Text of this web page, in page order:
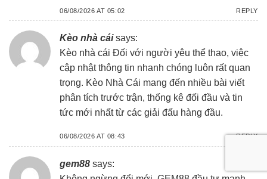
06/08/2026 AT 05:02 REPLY
Kèo nhà cái says:
Kèo nhà cái Đối với người yêu thể thao, việc
cập nhật thông tin nhanh chóng luôn rất quan
trọng. Kèo Nhà Cái mang đến nhiều bài viết
phân tích trước trận, thống kê đối đầu và tin
tức mới nhất từ các giải đấu hàng đầu.
06/08/2026 AT 08:43 REPLY
gem88 says: